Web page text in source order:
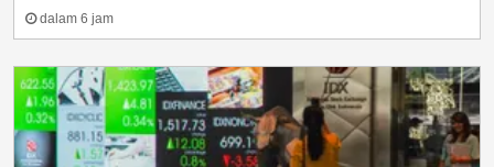
dalam 6 jam